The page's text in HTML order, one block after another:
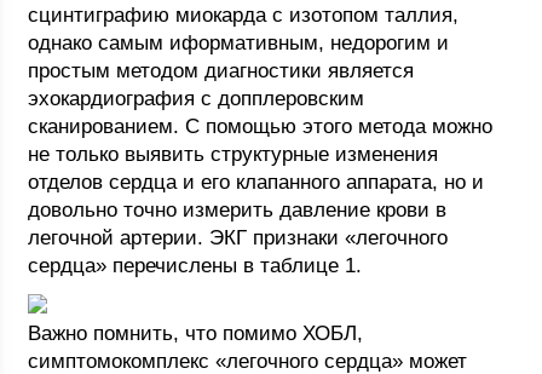
сцинтиграфию миокарда с изотопом таллия,
однако самым иформативным, недорогим и
простым методом диагностики является
эхокардиография с допплеровским
сканированием. С помощью этого метода можно
не только выявить структурные изменения
отделов сердца и его клапанного аппарата, но и
довольно точно измерить давление крови в
легочной артерии. ЭКГ признаки «легочного
сердца» перечислены в таблице 1.
Важно помнить, что помимо ХОБЛ,
симптомокомплекс «легочного сердца» может